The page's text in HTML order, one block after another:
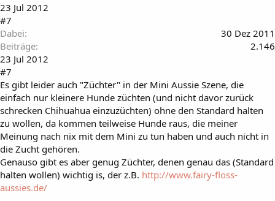
23 Jul 2012
#7
Dabei
30 Dez 2011
Beiträge
2.146
23 Jul 2012
#7
Es gibt leider auch "Züchter" in der Mini Aussie Szene, die
einfach nur kleinere Hunde züchten (und nicht davor zurück
schrecken Chihuahua einzuzüchten) ohne den Standard halten
zu wollen, da kommen teilweise Hunde raus, die meiner
Meinung nach nix mit dem Mini zu tun haben und auch nicht in
die Zucht gehören.
Genauso gibt es aber genug Züchter, denen genau das (Standard
halten wollen) wichtig is, der z.B. http://www.fairy-floss-
aussies.de/